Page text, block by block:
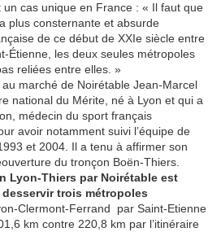
cas unique en France : « Il faut que
plus consternante et absurde
de ce début de XXIe siècle entre
Étienne, les deux seules métropoles
reliées entre elles. »
marché de Noirétable Jean-Marcel
national du Mérite, né à Lyon et qui a
médecin du sport français
avoir notamment suivi l’équipe de
et 2004. Il a tenu à affirmer son
du tronçon Boën-Thiers.
Lyon-Thiers par Noirétable est
trois métropoles
Clermont-Ferrand par Saint-Etienne
km contre 220,8 km par l’itinéraire